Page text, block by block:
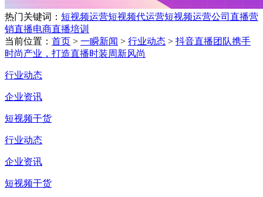
热门关键词： 短视频运营短视频代运营短视频运营公司 直播营
销直播电商直播培训
当前位置： 首页 > 一瞬新闻 > 行业动态 > 抖音直播团队携手
时尚产业，打造直播时装周新风尚
行业动态
企业资讯
短视频干货
行业动态
企业资讯
短视频干货